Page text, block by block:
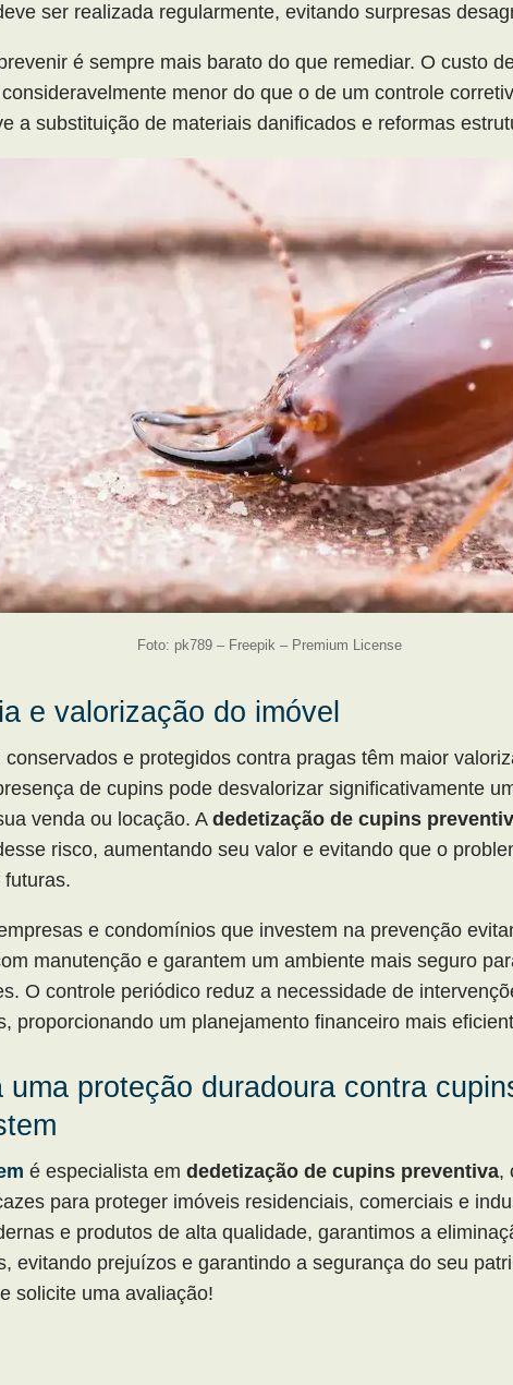
ser realizada regularmente, evitando surpresas
é sempre mais barato do que remediar. O custo
menor do que o de um controle
a substituição de materiais danificados e reformas
Foto: pk789 – Freepik – Premium License
e valorização do imóvel
conservados e protegidos contra pragas têm maior
de cupins pode desvalorizar significativamente
venda ou locação. Adedetização de cupins
risco, aumentando seu valor e evitando que o
futuras.
e condomínios que investem na prevenção
manutenção e garantem um ambiente mais seguro
O controle periódico reduz a necessidade de
proporcionando um planejamento financeiro mais
uma proteção duradoura contra
é especialista emdedetização de cupins preventiva,
para proteger imóveis residenciais, comerciais e
e produtos de alta qualidade, garantimos a
evitando prejuízos e garantindo a segurança do seu
e solicite uma avaliação!